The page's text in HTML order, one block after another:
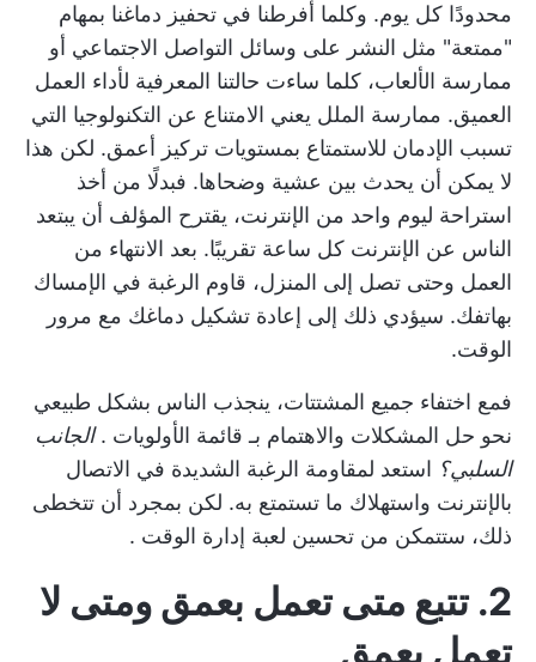
محدودًا كل يوم. وكلما أفرطنا في تحفيز دماغنا بمهام
"ممتعة" مثل النشر على وسائل التواصل الاجتماعي أو
ممارسة الألعاب، كلما ساءت حالتنا المعرفية لأداء العمل
العميق. ممارسة الملل يعني الامتناع عن التكنولوجيا التي
تسبب الإدمان للاستمتاع بمستويات تركيز أعمق. لكن هذا
لا يمكن أن يحدث بين عشية وضحاها. فبدلًا من أخذ
استراحة ليوم واحد من الإنترنت، يقترح المؤلف أن يبتعد
الناس عن الإنترنت كل ساعة تقريبًا. بعد الانتهاء من
العمل وحتى تصل إلى المنزل، قاوم الرغبة في الإمساك
بهاتفك. سيؤدي ذلك إلى إعادة تشكيل دماغك مع مرور
الوقت.
فمع اختفاء جميع المشتتات، ينجذب الناس بشكل طبيعي
نحو حل المشكلات والاهتمام بـ قائمة الأولويات .الجانب
السلبي؟ استعد لمقاومة الرغبة الشديدة في الاتصال
بالإنترنت واستهلاك ما تستمتع به. لكن بمجرد أن تتخطى
ذلك، ستتمكن من تحسين لعبة إدارة الوقت .
2. تتبع متى تعمل بعمق ومتى لا
تعمل بعمق